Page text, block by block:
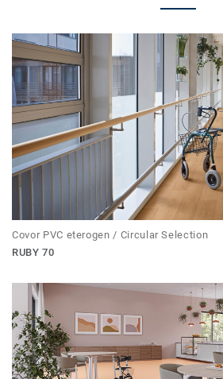
Covor PVC eterogen / Circular Selection
RUBY 70